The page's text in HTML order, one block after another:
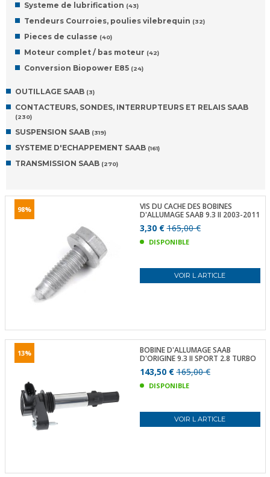
Systeme de lubrification (43)
Tendeurs Courroies, poulies vilebrequin (32)
Pieces de culasse (40)
Moteur complet / bas moteur (42)
Conversion Biopower E85 (24)
OUTILLAGE SAAB (3)
CONTACTEURS, SONDES, INTERRUPTEURS ET RELAIS SAAB
(230)
SUSPENSION SAAB (319)
SYSTEME D'ECHAPPEMENT SAAB (161)
TRANSMISSION SAAB (270)
98%
VIS DU CACHE DES BOBINES
D'ALLUMAGE SAAB 9.3 II 2003-2011
3,30 €165,00 €
DISPONIBLE
VOIR L ARTICLE
13%
BOBINE D'ALLUMAGE SAAB
D'ORIGINE 9.3 II SPORT 2.8 TURBO
143,50 €165,00 €
DISPONIBLE
VOIR L ARTICLE